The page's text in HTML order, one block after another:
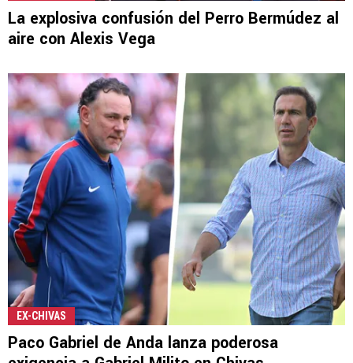
La explosiva confusión del Perro Bermúdez al
aire con Alexis Vega
EX-CHIVAS
Paco Gabriel de Anda lanza poderosa